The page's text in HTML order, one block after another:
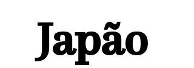
Japão